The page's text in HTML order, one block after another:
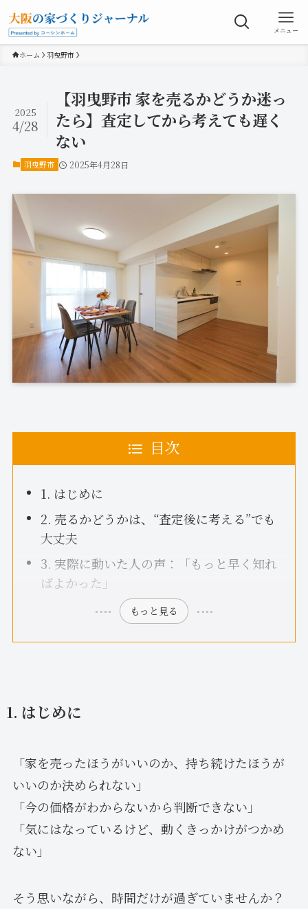
メニュー
ホーム 羽曳野市
【羽曳野市 家を売るかどうか迷っ
たら】査定してから考えても遅く
ない
2025
4/28
羽曳野市 2025年4月28日
目次
1. はじめに
2. 売るかどうかは、“査定後に考える”でも
大丈夫
3. 実際に動いた人の声：「もっと早く知れ
ばよかった」
もっと見る
1. はじめに
「家を売ったほうがいいのか、持ち続けたほうが
いいのか決められない」
「今の価格がわからないから判断できない」
「気にはなっているけど、動くきっかけがつかめ
ない」
そう思いながら、時間だけが過ぎていませんか？